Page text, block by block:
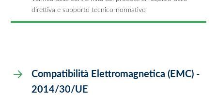
direttiva e supporto tecnico-normativo
Compatibilità Elettromagnetica (EMC) -
2014/30/UE